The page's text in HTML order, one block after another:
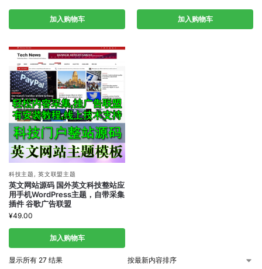
加入购物车 加入购物车
科技主题 ,英文联盟主题
英文网站源码 国外英文科技整站应
用手机WordPress主题，自带采集
插件 谷歌广告联盟
¥49.00
加入购物车
显示所有 27 结果